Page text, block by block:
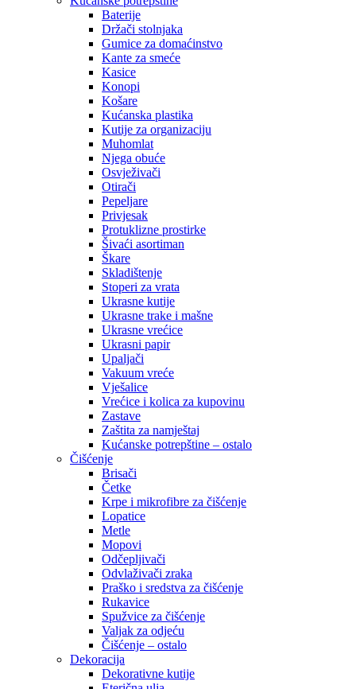
Baterije
Držači stolnjaka
Gumice za domaćinstvo
Kante za smeće
Kasice
Konopi
Košare
Kućanska plastika
Kutije za organizaciju
Muhomlat
Njega obuće
Osvježivači
Otirači
Pepeljare
Privjesak
Protuklizne prostirke
Šivaći asortiman
Škare
Skladištenje
Stoperi za vrata
Ukrasne kutije
Ukrasne trake i mašne
Ukrasne vrećice
Ukrasni papir
Upaljači
Vakuum vreće
Vješalice
Vrećice i kolica za kupovinu
Zastave
Zaštita za namještaj
Kućanske potrepštine – ostalo
Čišćenje
Brisači
Četke
Krpe i mikrofibre za čišćenje
Lopatice
Metle
Mopovi
Odčepljivači
Odvlaživači zraka
Praško i sredstva za čišćenje
Rukavice
Spužvice za čišćenje
Valjak za odjeću
Čišćenje – ostalo
Dekoracija
Dekorativne kutije